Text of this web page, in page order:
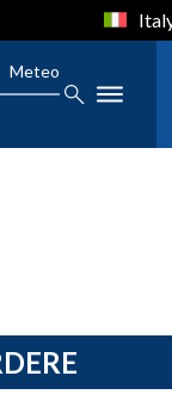
Meteo